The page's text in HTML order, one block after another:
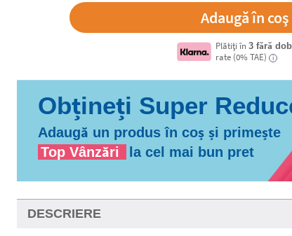
Plătiți în 3 fără
rate (0% TAE) i
Adaugă un produs în coș și primește
Top Vânzări
la cel mai bun pret
DESCRIERE